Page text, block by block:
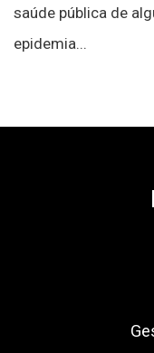
saúde pública de
epidemia...